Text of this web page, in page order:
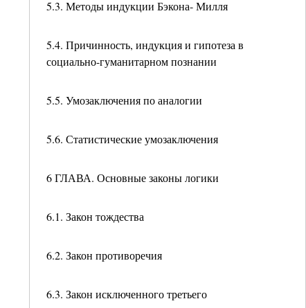
5.3. Методы индукции Бэкона- Милля
5.4. Причинность, индукция и гипотеза в
социально-гуманитарном познании
5.5. Умозаключения по аналогии
5.6. Статистические умозаключения
6 ГЛАВА. Основные законы логики
6.1. Закон тождества
6.2. Закон противоречия
6.3. Закон исключенного третьего